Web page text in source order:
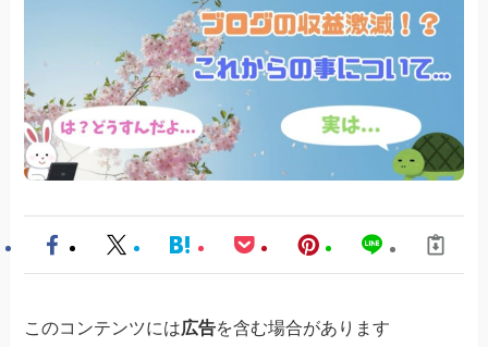
このコンテンツには広告を含む場合があります